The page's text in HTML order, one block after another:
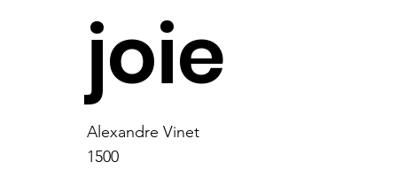
joie
Alexandre Vinet
1500